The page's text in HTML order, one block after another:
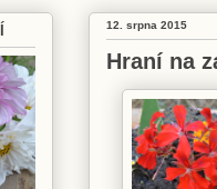
12. srpna 2015
Hraní na